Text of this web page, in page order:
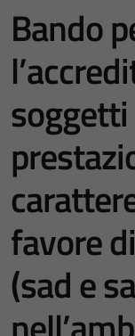
Bando
favore
(sad e